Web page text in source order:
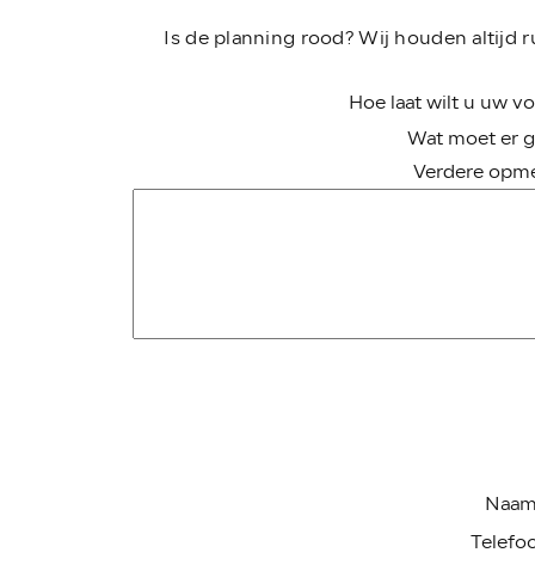
Is de planning rood? Wij houden altijd
Hoe laat wilt u uw
Wat moet er
Verdere